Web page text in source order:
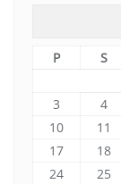
P S
3
4
10
11
17
18
24
25